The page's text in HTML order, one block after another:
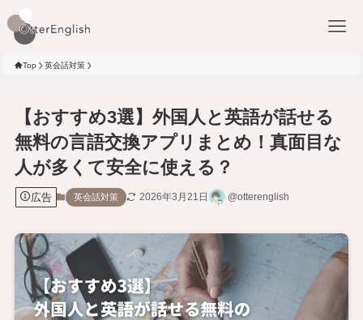
Top 英会話対策
【おすすめ3選】外国人と英語が話せる
無料の言語交換アプリまとめ！真面目な
人が多くて安全に使える？
広告 英会話対策 2026年3月21日 @otterenglish